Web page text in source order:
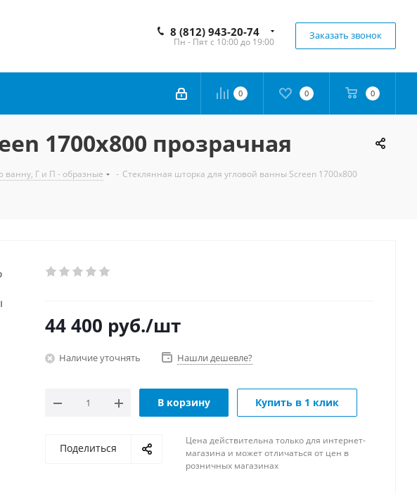
8 (812) 943-20-74
Пн - Пят с 10:00 до 19:00
Заказать звонок
0 0 0
1700x800 прозрачная
ванну, Г и П - образные - Стеклянная шторка для угловой ванны Screen 1700x800
44 400 руб./шт
Наличие уточнять Нашли дешевле?
В корзину Купить в 1 клик
Поделиться
Цена действительна только для интернет-
магазина и может отличаться от цен в
розничных магазинах